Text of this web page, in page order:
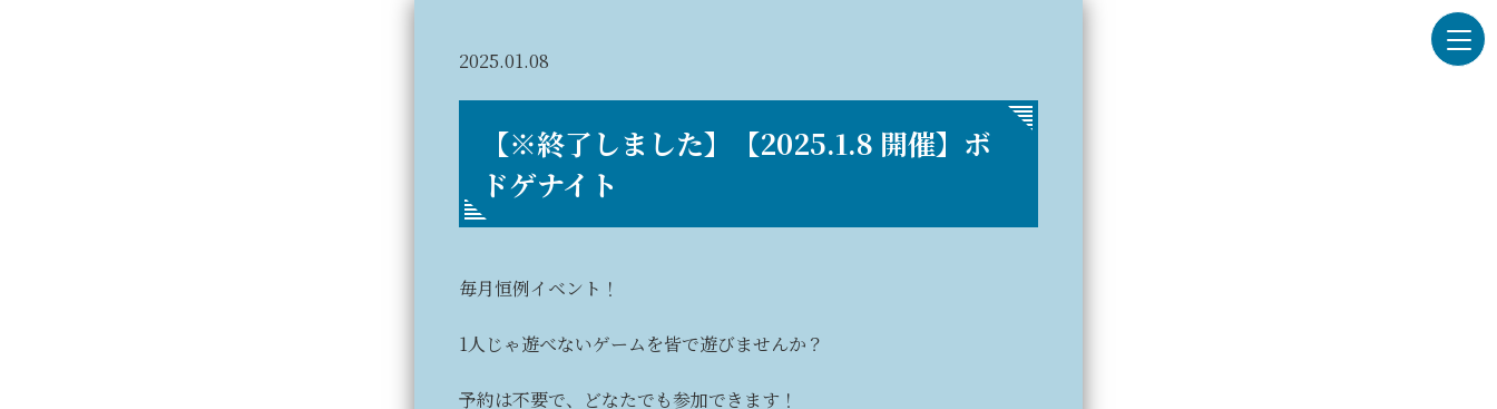
2025.01.08
【※終了しました】【2025.1.8 開催】ボ
ドゲナイト
毎月恒例イベント！
1人じゃ遊べないゲームを皆で遊びませんか？
予約は不要で、どなたでも参加できます！